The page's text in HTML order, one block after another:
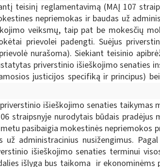
teisinį reglamentavimą (MAĮ 107
nepriemokas ir baudas už
veiksmų, taip pat be mokesčių
prievolei padengti. Suėjus
nurašoma). Siekiant teisinio
priverstinio išieškojimo
justicijos specifiką ir principus)
išieškojimo senaties taikymas
straipsnyje nurodytais būdais
pasibaigia mokestinės
už administracinius nusižengimus.
išieškojimo senaties terminui
išlyga bus taikoma ir